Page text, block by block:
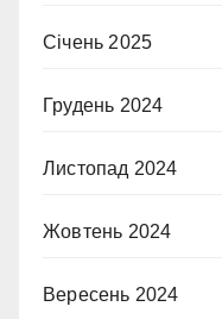
Січень 2025
Грудень 2024
Листопад 2024
Жовтень 2024
Вересень 2024